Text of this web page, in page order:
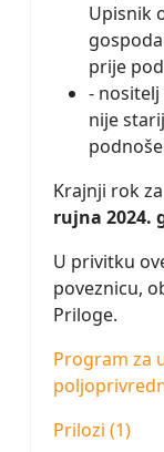
Upisnik
prije
-
nije
Krajnji rok
rujna 2024.
U privitku
poveznicu,
Priloge.
Program za
Prilozi (1)